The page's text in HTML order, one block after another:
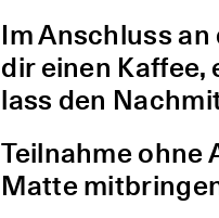
Im Anschluss an
dir einen
lass den
Teilnahme ohne
Matte